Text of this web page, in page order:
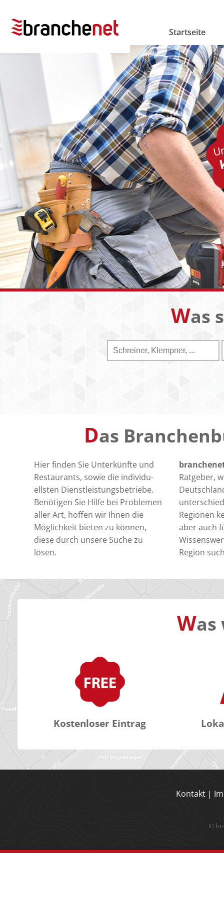
Startseite
Was
Das
Hier finden Sie Unterkünfte und
Restaurants, sowie die individu-
ellsten Dienstleistungsbetriebe.
Benötigen Sie Hilfe bei Problemen
aller Art, hoffen wir Ihnen die
Möglichkeit bieten zu können,
diese durch unsere Suche zu
lösen.
Ratgeber,
Regionen
aber auch
Region
Was
Kostenloser Eintrag
Kontakt |
©